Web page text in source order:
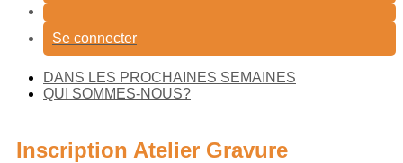
Se connecter
DANS LES PROCHAINES SEMAINES
QUI SOMMES-NOUS?
Inscription Atelier Gravure